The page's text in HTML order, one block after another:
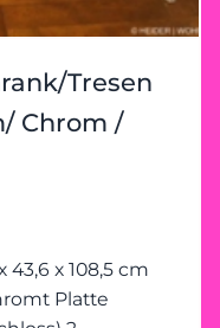
Tresen
Chrom /